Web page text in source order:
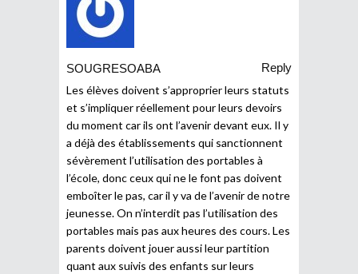
SOUGRESOABA
Reply
Les élèves doivent s’approprier leurs statuts
et s’impliquer réellement pour leurs devoirs
du moment car ils ont l’avenir devant eux. Il y
a déjà des établissements qui sanctionnent
sévèrement l’utilisation des portables à
l’école, donc ceux qui ne le font pas doivent
emboîter le pas, car il y va de l’avenir de notre
jeunesse. On n’interdit pas l’utilisation des
portables mais pas aux heures des cours. Les
parents doivent jouer aussi leur partition
quant aux suivis des enfants sur leurs